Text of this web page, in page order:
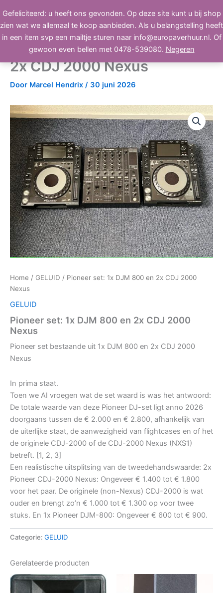
Gefeliciteerd: u heeft ons gevonden. Op deze site kunt u bij shop
zien wat we allemaal te koop aanbieden. Als u belangstelling heeft
in een item svp een mailtje sturen naar info@europaverhuur.nl. Of
gewoon even bellen met 0478-539080. Negeren
naar
de
inhoud
BEELD, GELUID, LICHT
Pioneer set: 1x DJM 800 en
2x CDJ 2000 Nexus
Door Marcel Hendrix / 30 juni 2026
Home / GELUID / Pioneer set: 1x DJM 800 en 2x CDJ 2000
Nexus
GELUID
Pioneer set: 1x DJM 800 en 2x CDJ 2000
Nexus
Pioneer set bestaande uit 1x DJM 800 en 2x CDJ 2000
Nexus
In prima staat.
Toen we AI vroegen wat de set waard is was het antwoord:
De totale waarde van deze Pioneer DJ-set ligt anno 2026
doorgaans tussen de € 2.000 en € 2.800, afhankelijk van
de uiterlijke staat, de aanwezigheid van flightcases en of het
de originele CDJ-2000 of de CDJ-2000 Nexus (NXS1)
betreft. [1, 2, 3]
Een realistische uitsplitsing van de tweedehandswaarde: 2x
Pioneer CDJ-2000 Nexus: Ongeveer € 1.400 tot € 1.800
voor het paar. De originele (non-Nexus) CDJ-2000 is wat
ouder en brengt zo’n € 1.000 tot € 1.300 op voor twee
stuks. En 1x Pioneer DJM-800: Ongeveer € 600 tot € 900.
Categorie: GELUID
Gerelateerde producten